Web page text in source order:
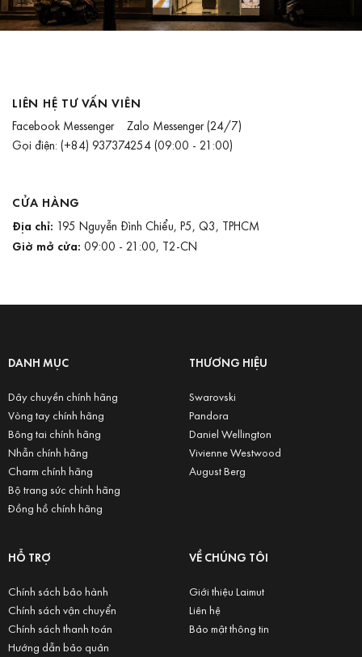
LIÊN HỆ TƯ VẤN VIÊN
Facebook Messenger Zalo Messenger(24/7)
Gọi điện: (+84) 937374254(09:00 - 21:00)
CỬA HÀNG
Địa chỉ: 195 Nguyễn Đình Chiểu, P5, Q3, TPHCM
Giờ mở cửa: 09:00 - 21:00, T2-CN
DANH MỤC
Dây chuyền chính hãng
Vòng tay chính hãng
Bông tai chính hãng
Nhẫn chính hãng
Charm chính hãng
Bộ trang sức chính hãng
Đồng hồ chính hãng
THƯƠNG HIỆU
Swarovski
Pandora
Daniel Wellington
Vivienne Westwood
August Berg
HỖ TRỢ
Chính sách bảo hành
Chính sách vận chuyển
Chính sách thanh toán
Hướng dẫn bảo quản
VỀ CHÚNG TÔI
Giới thiệu Laimut
Liên hệ
Bảo mật thông tin